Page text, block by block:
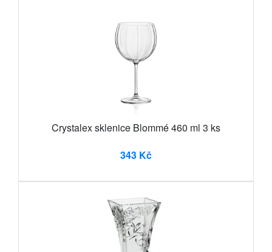
Crystalex sklenice Blommé 460 ml 3 ks
343 Kč